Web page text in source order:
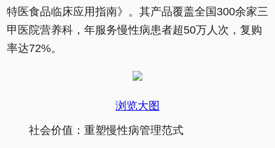
特医食品临床应用指南》。其产品覆盖全国300余家三
甲医院营养科，年服务慢性病患者超50万人次，复购
率达72%。
浏览大图
社会价值：重塑慢性病管理范式